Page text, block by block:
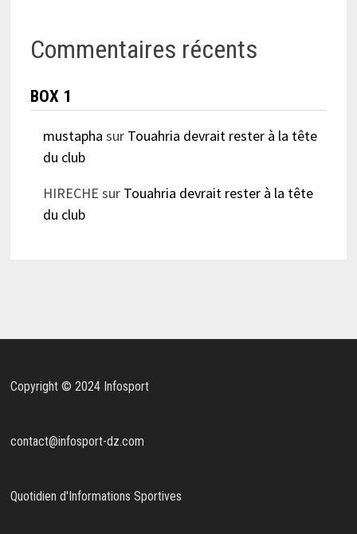
Commentaires récents
BOX 1
mustapha sur Touahria devrait rester à la tête
du club
HIRECHE sur Touahria devrait rester à la tête
du club
Copyright © 2024 Infosport
contact@infosport-dz.com
Quotidien d'Informations Sportives